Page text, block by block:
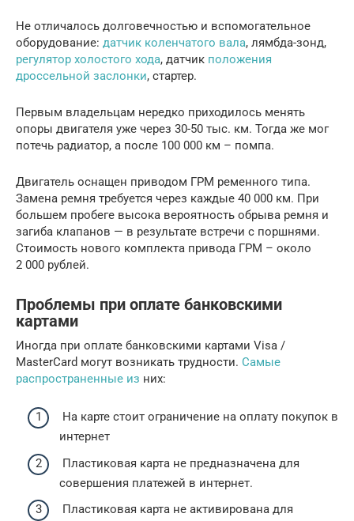
Не отличалось долговечностью и вспомогательное
оборудование: датчик коленчатого вала, лямбда-зонд,
регулятор холостого хода, датчик положения
дроссельной заслонки, стартер.
Первым владельцам нередко приходилось менять
опоры двигателя уже через 30-50 тыс. км. Тогда же мог
потечь радиатор, а после 100 000 км – помпа.
Двигатель оснащен приводом ГРМ ременного типа.
Замена ремня требуется через каждые 40 000 км. При
большем пробеге высока вероятность обрыва ремня и
загиба клапанов — в результате встречи с поршнями.
Стоимость нового комплекта привода ГРМ – около
2 000 рублей.
Проблемы при оплате банковскими
картами
Иногда при оплате банковскими картами Visa /
MasterCard могут возникать трудности. Самые
распространенные из них:
На карте стоит ограничение на оплату покупок в
интернет
Пластиковая карта не предназначена для
совершения платежей в интернет.
Пластиковая карта не активирована для